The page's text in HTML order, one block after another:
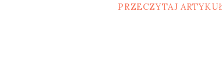
PRZECZYTAJ